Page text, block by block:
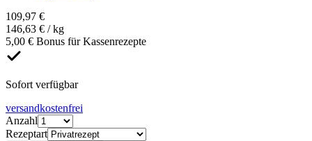
109,97 €
146,63 € / kg
5,00 € Bonus für Kassenrezepte
Sofort verfügbar
versandkostenfrei
Anzahl
Rezeptart